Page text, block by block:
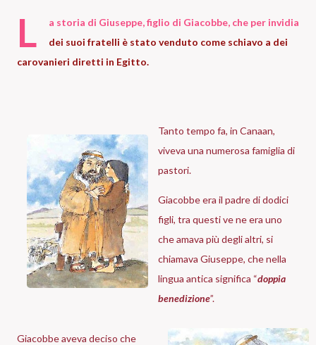
L
a storia di Giuseppe, figlio di Giacobbe, che per invidia
dei suoi fratelli è stato venduto come schiavo a dei
carovanieri diretti in Egitto.
Tanto tempo fa, in Canaan,
viveva una numerosa famiglia di
pastori.
Giacobbe era il padre di dodici
figli, tra questi ve ne era uno
che amava più degli altri, si
chiamava Giuseppe, che nella
lingua antica significa “doppia
benedizione”.
Giacobbe aveva deciso che